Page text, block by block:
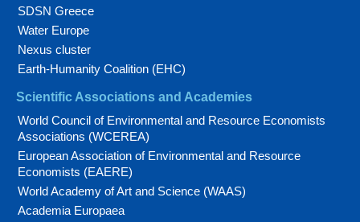
SDSN Greece
Water Europe
Nexus cluster
Earth-Humanity Coalition (EHC)
Scientific Associations and Academies
World Council of Environmental and Resource Economists
Associations (WCEREA)
European Association of Environmental and Resource
Economists (EAERE)
World Academy of Art and Science (WAAS)
Academia Europaea